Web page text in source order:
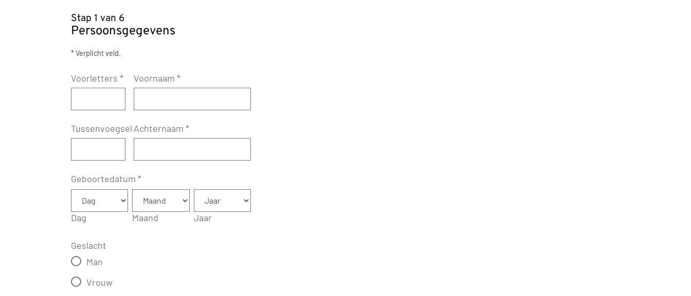
Stap 1 van 6
Persoonsgegevens
* Verplicht veld.
Voorletters * Voornaam *
Tussenvoegsel Achternaam *
Geboortedatum *
Dag Maand Jaar
Geslacht
Man
Vrouw